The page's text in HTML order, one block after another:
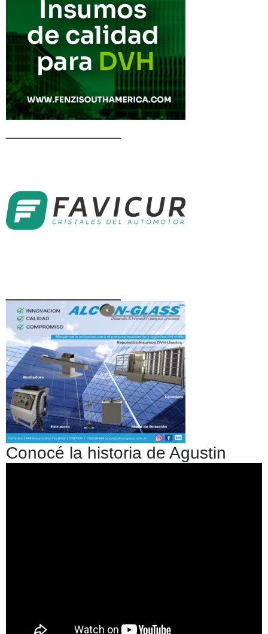
Conocé la historia de Agustin